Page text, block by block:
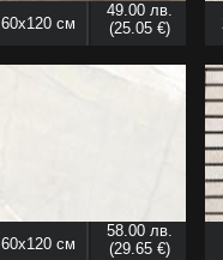
60x120 см
49.00 лв.
(25.05 €)
60x120 см
58.00 лв.
(29.65 €)